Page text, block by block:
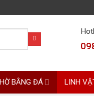
BẰNG ĐÁ LINH